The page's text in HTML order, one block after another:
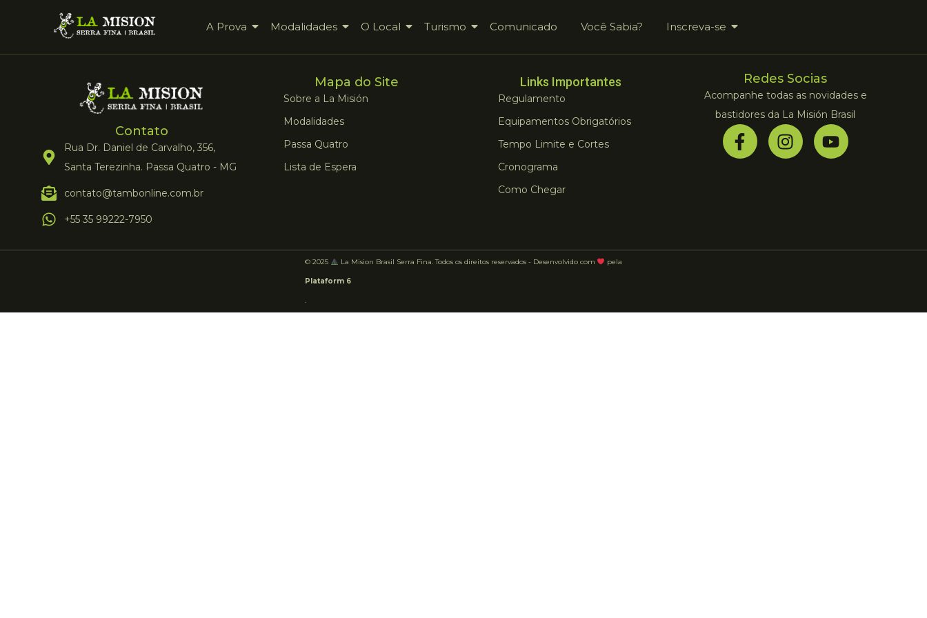
A Prova Modalidades O Local Turismo Comunicado Você Sabia? Inscreva-se
Contato
Rua Dr. Daniel de Carvalho, 356,
Santa Terezinha. Passa Quatro - MG
contato@tambonline.com.br
+55 35 99222-7950
Mapa do Site
Sobre a La Misión
Modalidades
Passa Quatro
Lista de Espera
Links Importantes
Regulamento
Equipamentos Obrigatórios
Tempo Limite e Cortes
Cronograma
Como Chegar
Redes Socias
Acompanhe todas as novidades e
bastidores da La Misión Brasil
© 2025 La Mision Brasil Serra Fina. Todos os direitos reservados - Desenvolvido com pela
Plataform 6
.